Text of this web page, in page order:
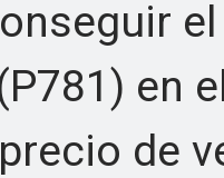
el
en
precio de